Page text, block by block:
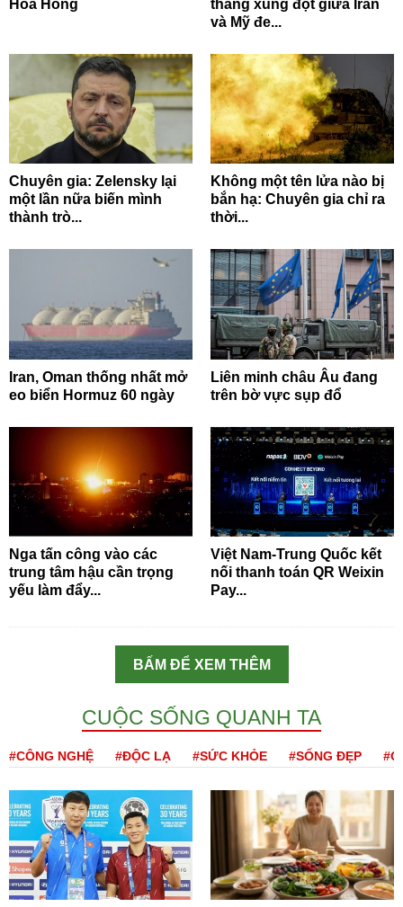
Hoa Hồng
thang xung đột giữa Iran
và Mỹ đe...
Chuyên gia: Zelensky lại
một lần nữa biến mình
thành trò...
Không một tên lửa nào bị
bắn hạ: Chuyên gia chỉ ra
thời...
Iran, Oman thống nhất mở
eo biển Hormuz 60 ngày
Liên minh châu Âu đang
trên bờ vực sụp đổ
Nga tấn công vào các
trung tâm hậu cần trọng
yếu làm đẩy...
Việt Nam-Trung Quốc kết
nối thanh toán QR Weixin
Pay...
BẤM ĐỂ XEM THÊM
CUỘC SỐNG QUANH TA
#CÔNG NGHỆ #ĐỘC LẠ #SỨC KHỎE #SỐNG ĐẸP